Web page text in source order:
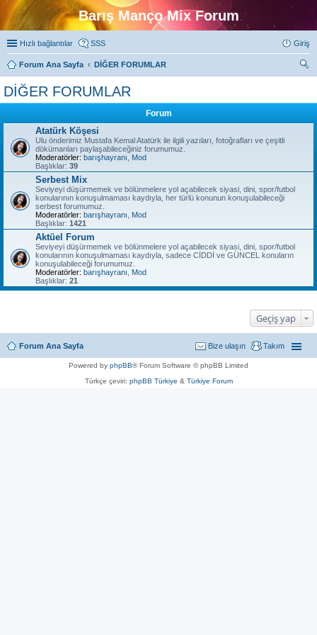
Barış Manço Mix Forum
Hızlı bağlantılar SSS Giriş
Forum Ana Sayfa
DİĞER FORUMLAR
DİĞER FORUMLAR
Forum
Atatürk Köşesi
Ulu önderimiz Mustafa Kemal Atatürk ile ilgili yazıları, fotoğrafları ve çeşitli
dökümanları paylaşabileceğiniz forumumuz.
Moderatörler: barışhayranı
Mod
Başlıklar: 39
Serbest Mix
Seviyeyi düşürmemek ve bölünmelere yol açabilecek siyasi, dini, spor/futbol
konularının konuşulmaması kaydıyla, her türlü konunun konuşulabileceği
serbest forumumuz.
Moderatörler: barışhayranı
Mod
Başlıklar: 1421
Aktüel Forum
Seviyeyi düşürmemek ve bölünmelere yol açabilecek siyasi, dini, spor/futbol
konularının konuşulmaması kaydıyla, sadece CİDDİ ve GÜNCEL konuların
konuşulabileceği forumumuz.
Moderatörler: barışhayranı
Mod
Başlıklar: 21
Geçiş yap
Forum Ana Sayfa Takım
Bize ulaşın
Powered by phpBB® Forum Software © phpBB Limited
Türkçe çeviri: phpBB Türkiye & Türkiye Forum